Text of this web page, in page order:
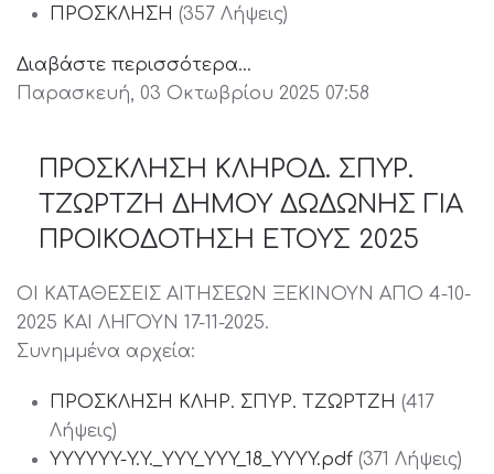
ΠΡΟΣΚΛΗΣΗ (357 Λήψεις)
Διαβάστε περισσότερα...
Παρασκευή, 03 Οκτωβρίου 2025 07:58
ΠΡΟΣΚΛΗΣΗ ΚΛΗΡΟΔ. ΣΠΥΡ.
ΤΖΩΡΤΖΗ ΔΗΜΟΥ ΔΩΔΩΝΗΣ ΓΙΑ
ΠΡΟΙΚΟΔΟΤΗΣΗ ΕΤΟΥΣ 2025
ΟΙ ΚΑΤΑΘΕΣΕΙΣ ΑΙΤΗΣΕΩΝ ΞΕΚΙΝΟΥΝ ΑΠΟ 4-10-
2025 ΚΑΙ ΛΗΓΟΥΝ 17-11-2025.
Συνημμένα αρχεία:
ΠΡΟΣΚΛΗΣΗ ΚΛΗΡ. ΣΠΥΡ. ΤΖΩΡΤΖΗ (417
Λήψεις)
YYYYYY-Y.Y._YYY_YYY_18_YYYY.pdf (371 Λήψεις)